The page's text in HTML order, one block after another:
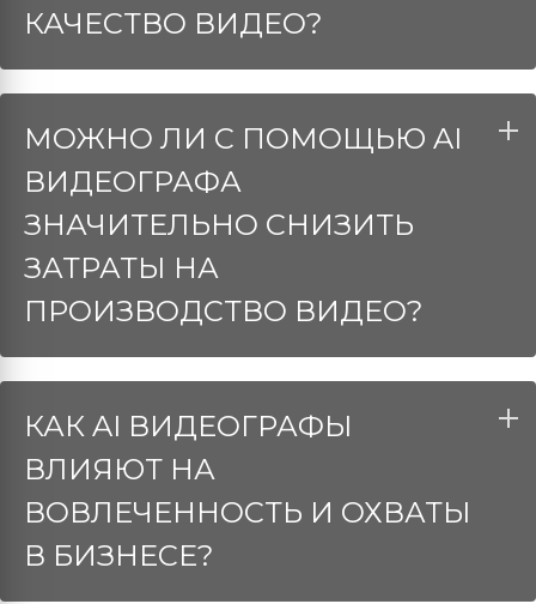
КАЧЕСТВО ВИДЕО?
МОЖНО ЛИ С ПОМОЩЬЮ AI
ВИДЕОГРАФА
ЗНАЧИТЕЛЬНО СНИЗИТЬ
ЗАТРАТЫ НА
ПРОИЗВОДСТВО ВИДЕО?
КАК AI ВИДЕОГРАФЫ
ВЛИЯЮТ НА
ВОВЛЕЧЕННОСТЬ И ОХВАТЫ
В БИЗНЕСЕ?